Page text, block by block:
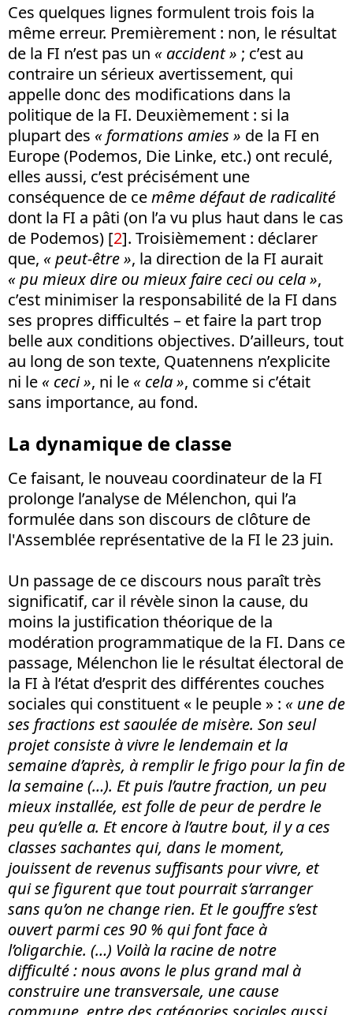
Ces quelques lignes formulent trois fois la
même erreur. Premièrement : non, le résultat
de la FI n’est pas un « accident » ; c’est au
contraire un sérieux avertissement, qui
appelle donc des modifications dans la
politique de la FI. Deuxièmement : si la
plupart des « formations amies » de la FI en
Europe (Podemos, Die Linke, etc.) ont reculé,
elles aussi, c’est précisément une
conséquence de cemême défaut de radicalité
dont la FI a pâti (on l’a vu plus haut dans le cas
de Podemos) [2]. Troisièmement : déclarer
que, « peut-être », la direction de la FI aurait
« pu mieux dire ou mieux faire ceci ou cela »,
c’est minimiser la responsabilité de la FI dans
ses propres difficultés – et faire la part trop
belle aux conditions objectives. D’ailleurs, tout
au long de son texte, Quatennens n’explicite
ni le « ceci », ni le « cela », comme si c’était
sans importance, au fond.
La dynamique de classe
Ce faisant, le nouveau coordinateur de la FI
prolonge l’analyse de Mélenchon, qui l’a
formulée dans son discours de clôture de
l'Assemblée représentative de la FI le 23 juin.
Un passage de ce discours nous paraît très
significatif, car il révèle sinon la cause, du
moins la justification théorique de la
modération programmatique de la FI. Dans ce
passage, Mélenchon lie le résultat électoral de
la FI à l’état d’esprit des différentes couches
sociales qui constituent « le peuple » : « une de
ses fractions est saoulée de misère. Son seul
projet consiste à vivre le lendemain et la
semaine d’après, à remplir le frigo pour la fin de
la semaine (…). Et puis l’autre fraction, un peu
mieux installée, est folle de peur de perdre le
peu qu’elle a. Et encore à l’autre bout, il y a ces
classes sachantes qui, dans le moment,
jouissent de revenus suffisants pour vivre, et
qui se figurent que tout pourrait s’arranger
sans qu’on ne change rien. Et le gouffre s’est
ouvert parmi ces 90 % qui font face à
l’oligarchie. (…) Voilà la racine de notre
difficulté : nous avons le plus grand mal à
construire une transversale, une cause